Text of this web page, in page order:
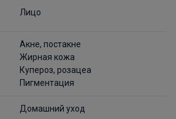
Лицо
Акне, постакне
Жирная кожа
Купероз, розацеа
Пигментация
Домашний уход